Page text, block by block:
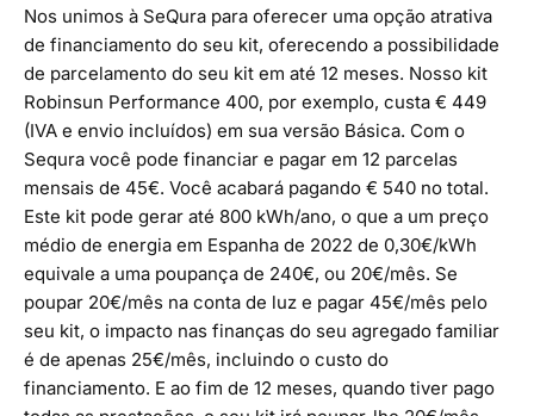
Nos unimos à SeQura para oferecer uma opção atrativa
de financiamento do seu kit, oferecendo a possibilidade
de parcelamento do seu kit em até 12 meses. Nosso kit
Robinsun Performance 400, por exemplo, custa € 449
(IVA e envio incluídos) em sua versão Básica. Com o
Sequra você pode financiar e pagar em 12 parcelas
mensais de 45€. Você acabará pagando € 540 no total.
Este kit pode gerar até 800 kWh/ano, o que a um preço
médio de energia em Espanha de 2022 de 0,30€/kWh
equivale a uma poupança de 240€, ou 20€/mês. Se
poupar 20€/mês na conta de luz e pagar 45€/mês pelo
seu kit, o impacto nas finanças do seu agregado familiar
é de apenas 25€/mês, incluindo o custo do
financiamento. E ao fim de 12 meses, quando tiver pago